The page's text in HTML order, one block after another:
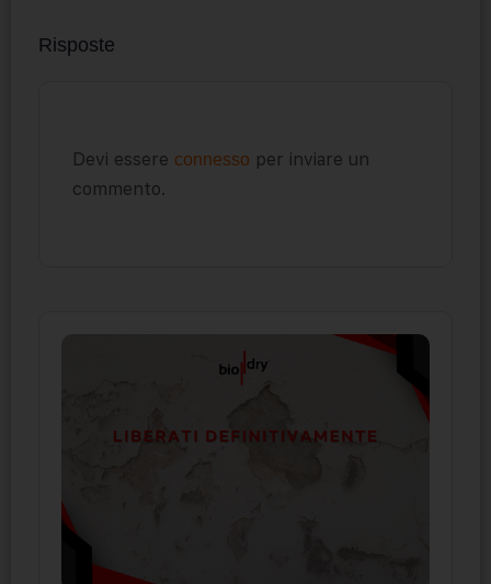
Risposte
Devi essere connesso per inviare un
commento.